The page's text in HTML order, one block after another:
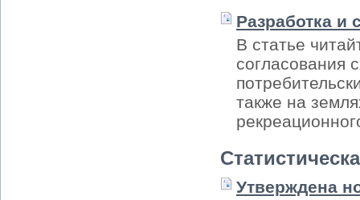
Разработка и
В статье
согласования
также на
Утверждена